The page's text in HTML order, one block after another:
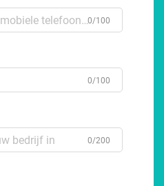
0/100
0/100
0/200